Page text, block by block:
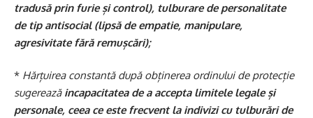
tradusă prin furie și control), tulburare de personalitate
de tip antisocial (lipsă de empatie, manipulare,
agresivitate fără remușcări);
* Hărțuirea constantă după obținerea ordinului de protecție
sugerează incapacitatea de a accepta limitele legale și
personale, ceea ce este frecvent la indivizi cu tulburări de